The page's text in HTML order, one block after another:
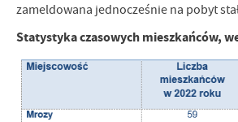
zameldowana jednocześnie na pobyt
Statystyka czasowych mieszkańców,